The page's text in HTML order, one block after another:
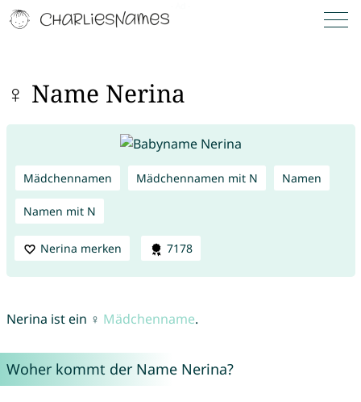
♀ Name Nerina
Mädchennamen Mädchennamen mit N Namen
Namen mit N
Nerina merken 7178
Nerina ist ein ♀ Mädchenname.
Woher kommt der Name Nerina?